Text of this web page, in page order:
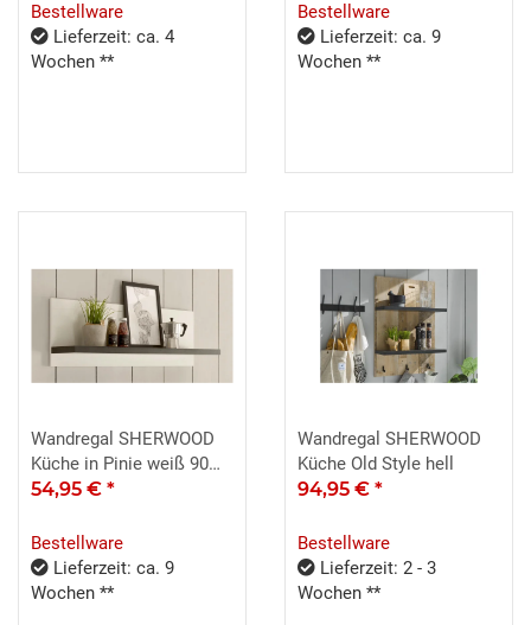
Bestellware
Lieferzeit: ca. 4
Wochen **
Bestellware
Lieferzeit: ca. 9
Wochen **
Wandregal SHERWOOD
Küche in Pinie weiß 90
cm
54,95 € *
Bestellware
Lieferzeit: ca. 9
Wochen **
Wandregal SHERWOOD
Küche Old Style hell
94,95 € *
Bestellware
Lieferzeit: 2 - 3
Wochen **